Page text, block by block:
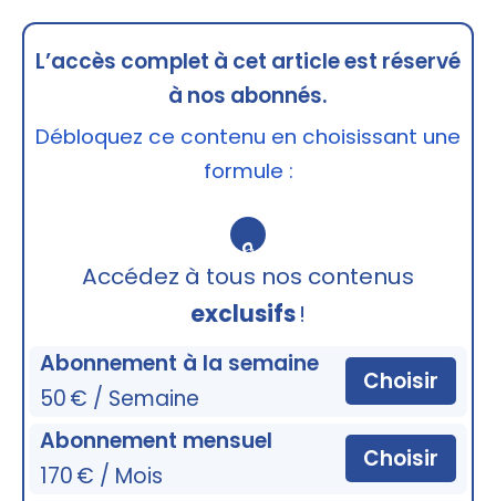
L’accès complet à cet article est réservé
à nos abonnés.
Débloquez ce contenu en choisissant une
formule :
🔒
Accédez à tous nos contenus
exclusifs!
Abonnement à la semaine
50 € / Semaine
Choisir
Abonnement mensuel
170 € / Mois
Choisir